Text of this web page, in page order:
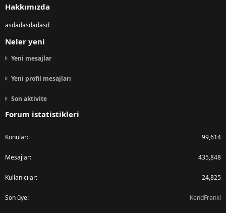
Hakkımızda
asdadasdadasd
Neler yeni
Yeni mesajlar
Yeni profil mesajları
Son aktivite
Forum istatistikleri
Konular 99,614
Mesajlar 435,848
Kullanıcılar 24,825
Son üye KendFrankl